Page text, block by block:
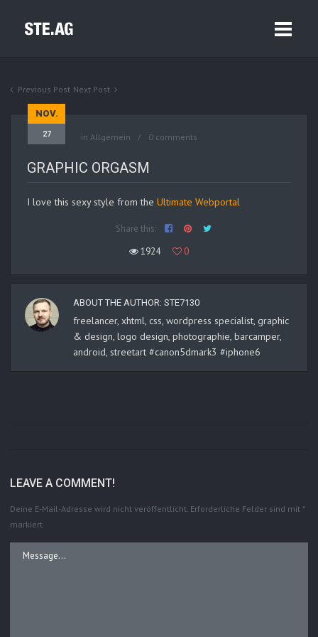
Previous Post Next Post
NOV.
27 in Allgemein 0 comments
GRAPHIC ORGASM
I love this sexy style from the Ultimate Webportal
Share this:
1924
0
ABOUT THE AUTHOR: STE7130
freelancer, xhtml, css, wordpress specialist, graphic
& design, logo design, photographie, barcamper,
android, streetart #canon5dmark3 #iphone6
LEAVE A COMMENT!
Deine E-Mail-Adresse wird nicht veröffentlicht. Erforderliche Felder sind mit *
markiert